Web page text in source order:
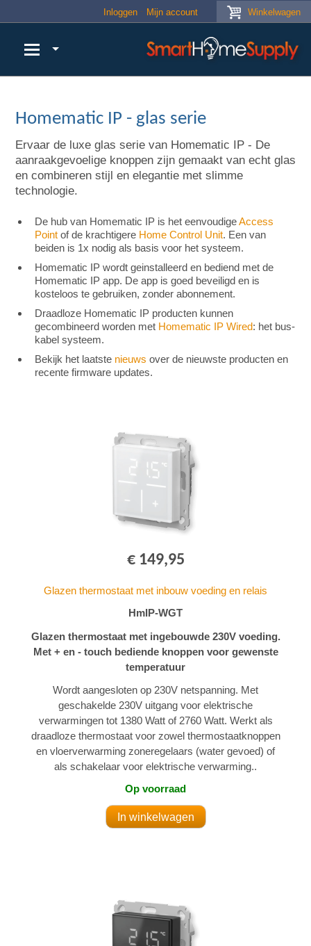
Winkelwagen
Inloggen Mijn account
Homematic IP - glas serie
Ervaar de luxe glas serie van Homematic IP - De
aanraakgevoelige knoppen zijn gemaakt van echt glas
en combineren stijl en elegantie met slimme
technologie.
De hub van Homematic IP is het eenvoudigeAccess
Point of de krachtigere Home Control Unit. Een van
beiden is 1x nodig als basis voor het systeem.
Homematic IP wordt geinstalleerd en bediend met de
Homematic IP app. De app is goed beveiligd en is
kosteloos te gebruiken, zonder abonnement.
Draadloze Homematic IP producten kunnen
gecombineerd worden met Homematic IP Wired: het bus-
kabel systeem.
Bekijk het laatste nieuws over de nieuwste producten en
recente firmware updates.
€ 149,95
Glazen thermostaat met inbouw voeding en relais
HmIP-WGT
Glazen thermostaat met ingebouwde 230V voeding.
Met + en - touch bediende knoppen voor gewenste
temperatuur
Wordt aangesloten op 230V netspanning. Met
geschakelde 230V uitgang voor elektrische
verwarmingen tot 1380 Watt of 2760 Watt. Werkt als
draadloze thermostaat voor zowel thermostaatknoppen
en vloerverwarming zoneregelaars (water gevoed) of
als schakelaar voor elektrische verwarming..
Op voorraad